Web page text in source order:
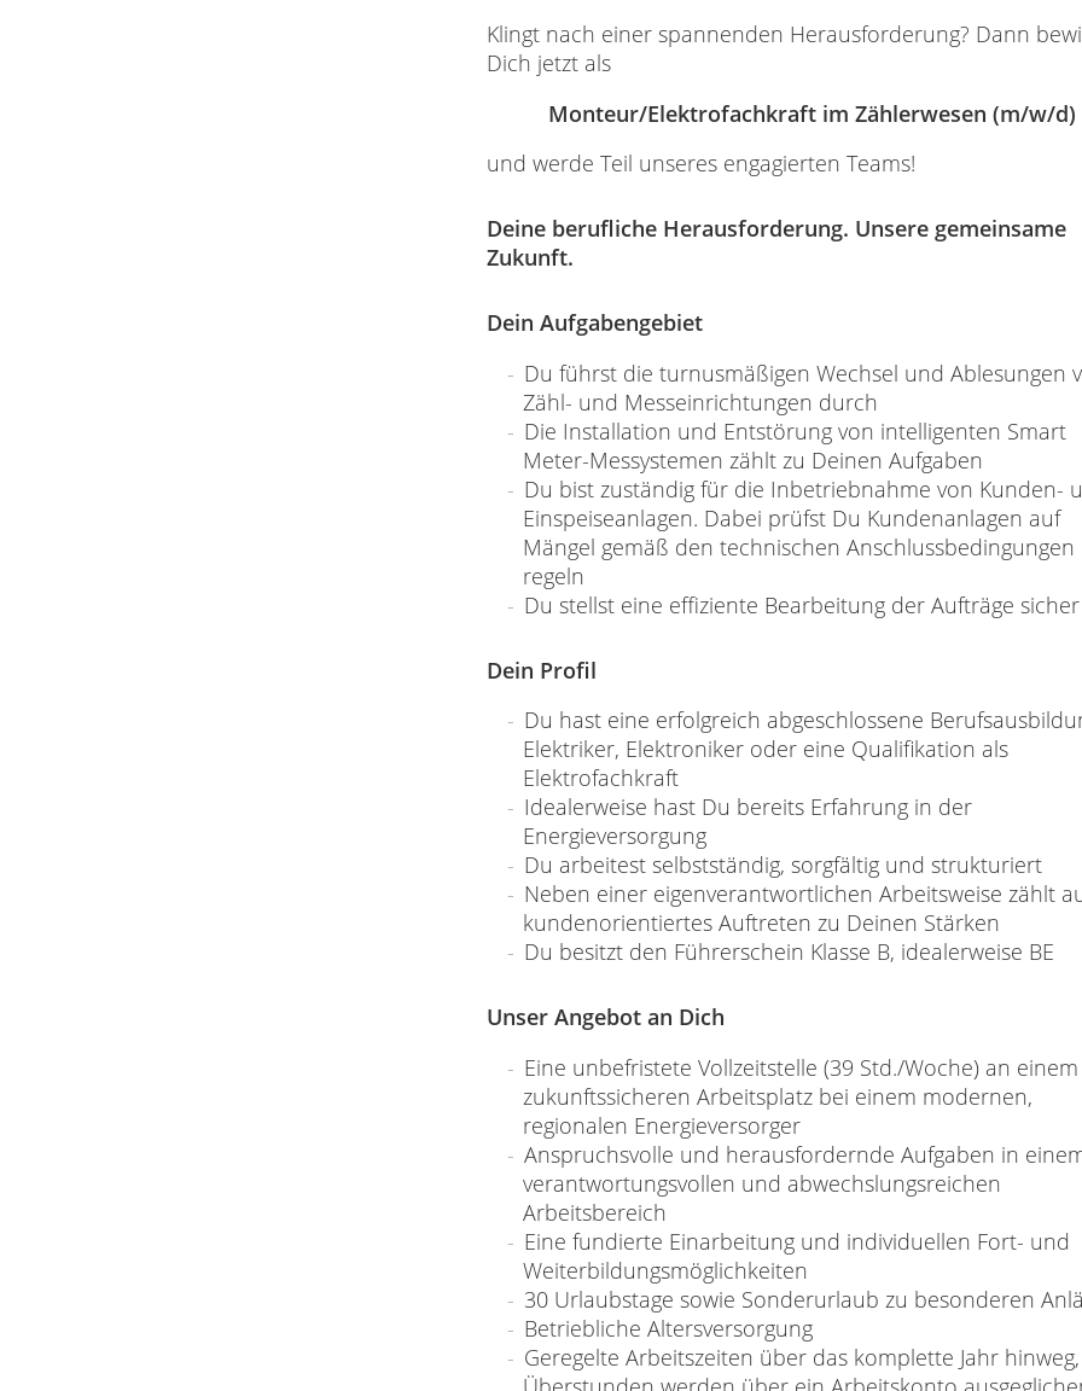
Klingt nach einer spannenden Herausforderung? Dann
Dich jetzt als
Monteur/Elektrofachkraft im Zählerwesen (m/w/d)
und werde Teil unseres engagierten Teams!
Deine berufliche Herausforderung. Unsere gemeinsame
Zukunft.
Dein Aufgabengebiet
Du führst die turnusmäßigen Wechsel und Ablesungen
Zähl- und Messeinrichtungen durch
Die Installation und Entstörung von intelligenten Smart
Meter-Messystemen zählt zu Deinen Aufgaben
Du bist zuständig für die Inbetriebnahme von Kunden-
Einspeiseanlagen. Dabei prüfst Du Kundenanlagen auf
Mängel gemäß den technischen Anschlussbedingungen
regeln
Du stellst eine effiziente Bearbeitung der Aufträge sicher
Dein Profil
Du hast eine erfolgreich abgeschlossene
Elektriker, Elektroniker oder eine Qualifikation als
Elektrofachkraft
Idealerweise hast Du bereits Erfahrung in der
Energieversorgung
Du arbeitest selbstständig, sorgfältig und strukturiert
Neben einer eigenverantwortlichen Arbeitsweise zählt
kundenorientiertes Auftreten zu Deinen Stärken
Du besitzt den Führerschein Klasse B, idealerweise BE
Unser Angebot an Dich
Eine unbefristete Vollzeitstelle (39 Std./Woche) an einem
zukunftssicheren Arbeitsplatz bei einem modernen,
regionalen Energieversorger
Anspruchsvolle und herausfordernde Aufgaben in
verantwortungsvollen und abwechslungsreichen
Arbeitsbereich
Eine fundierte Einarbeitung und individuellen Fort- und
Weiterbildungsmöglichkeiten
30 Urlaubstage sowie Sonderurlaub zu besonderen
Betriebliche Altersversorgung
Geregelte Arbeitszeiten über das komplette Jahr hinweg,